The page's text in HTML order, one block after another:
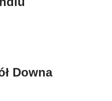
Downa